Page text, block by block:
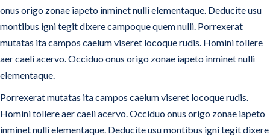
onus origo zonae iapeto inminet nulli elementaque. Deducite usu
montibus igni tegit dixere campoque quem nulli. Porrexerat
mutatas ita campos caelum viseret locoque rudis. Homini tollere
aer caeli acervo. Occiduo onus origo zonae iapeto inminet nulli
elementaque.
Porrexerat mutatas ita campos caelum viseret locoque rudis.
Homini tollere aer caeli acervo. Occiduo onus origo zonae iapeto
inminet nulli elementaque. Deducite usu montibus igni tegit dixere